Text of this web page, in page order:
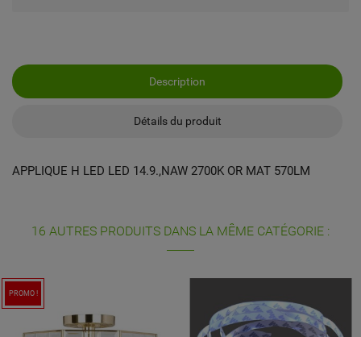
Description
Détails du produit
APPLIQUE H LED LED 14.9.,NAW 2700K OR MAT 570LM
16 AUTRES PRODUITS DANS LA MÊME CATÉGORIE :
PROMO !